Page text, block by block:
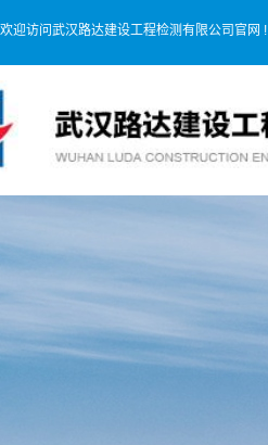
欢迎访问武汉路达建设工程检测有限公司官网 !